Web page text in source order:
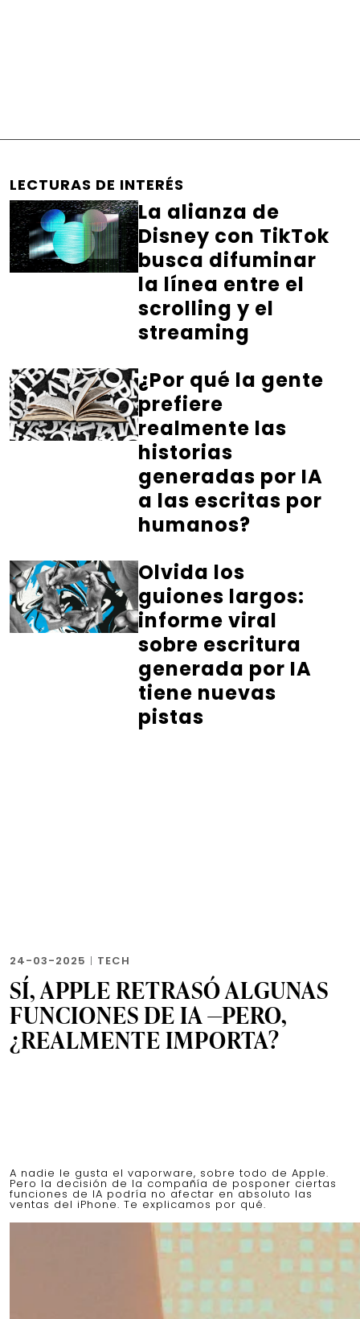
LECTURAS DE INTERÉS
La alianza de
Disney con TikTok
busca difuminar
la línea entre el
scrolling y el
streaming
¿Por qué la gente
prefiere
realmente las
historias
generadas por IA
a las escritas por
humanos?
Olvida los
guiones largos:
informe viral
sobre escritura
generada por IA
tiene nuevas
pistas
24-03-2025 | TECH
SÍ, APPLE RETRASÓ ALGUNAS
FUNCIONES DE IA —PERO,
¿REALMENTE IMPORTA?
A nadie le gusta el vaporware, sobre todo de Apple.
Pero la decisión de la compañía de posponer ciertas
funciones de IA podría no afectar en absoluto las
ventas del iPhone. Te explicamos por qué.